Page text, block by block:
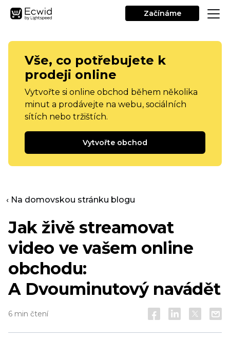
Začínáme
Vše, co potřebujete k
prodeji online
Vytvořte si online obchod během několika
minut a prodávejte na webu, sociálních
sítích nebo tržištích.
Vytvořte obchod
‹ Na domovskou stránku blogu
Jak živě streamovat
video ve vašem online
obchodu:
A Dvouminutovýnavádět
6 min čtení